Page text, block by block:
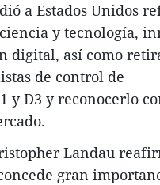
a Estados Unidos
y tecnología,
digital, así como
de control de
y D3 y reconocerlo
Landau
gran